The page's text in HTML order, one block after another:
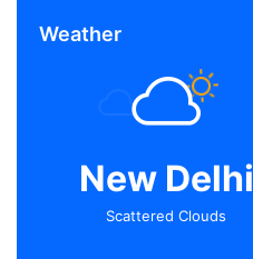
Weather
New Delhi
Scattered Clouds